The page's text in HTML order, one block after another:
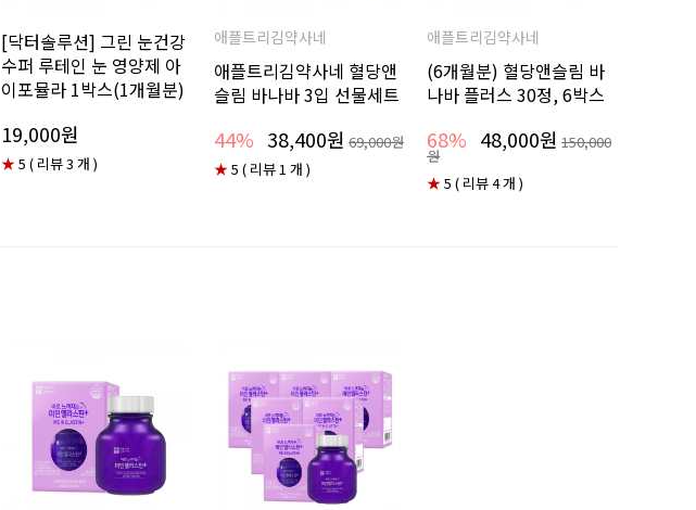
[닥터솔루션] 그린 눈건강
수퍼 루테인 눈 영양제 아
이포뮬라 1박스(1개월분)
19,000원
★5 ( 리뷰 3 개 )
애플트리김약사네
애플트리김약사네 혈당앤
슬림 바나바 3입 선물세트
44% 38,400원 69,000원
★5 ( 리뷰 1 개 )
애플트리김약사네
(6개월분) 혈당앤슬림 바
나바 플러스 30정, 6박스
68% 48,000원 150,000
원
★5 ( 리뷰 4 개 )